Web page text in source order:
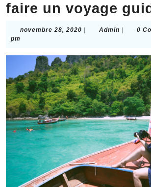
faire un voyage
novembre 28, 2020 novembre
Admin Admin0
pm